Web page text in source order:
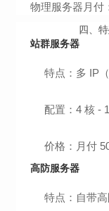
物理服务器月付
四、
站群服务器
特点：多 IP
配置：4 核 -
价格：月付
高防服务器
特点：自带